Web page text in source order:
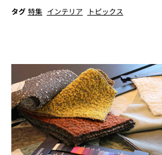
タグ 特集 インテリア
トピックス